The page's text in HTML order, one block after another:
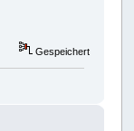
Gespeichert